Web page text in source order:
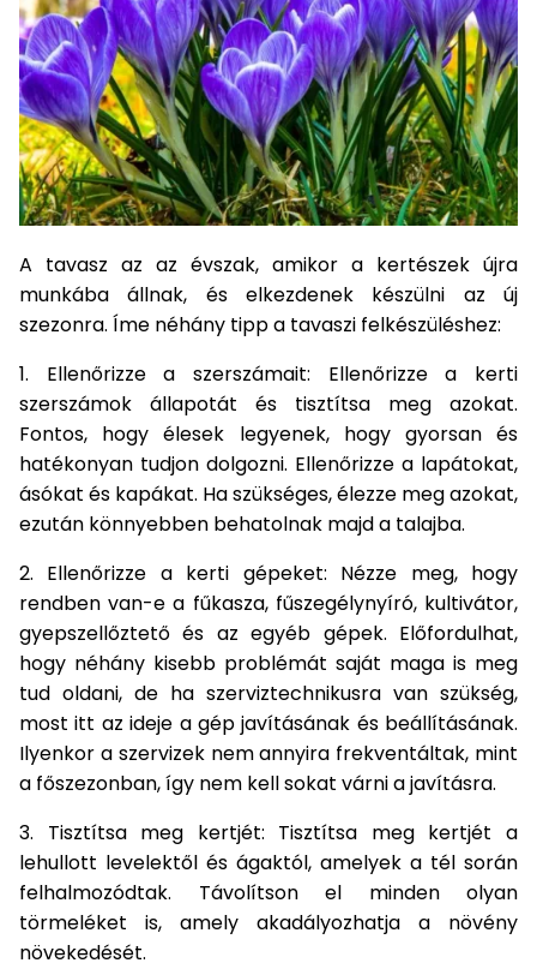
Benzinmotoros
Háromkerekű
fűnyíró
Alternáló
fűkasza
Tárcsás
fűnyíró
Tartozékok
fűnyírókhoz
Szegélynyíró
Fűkasza
Kapálógép
ACCU
Program
HECHT
1278
akku
program
HECHT
6260
akku
program
Sövényvágó
Fűrészek
Kerti
bútorok
Kerti
házak
Lámpák
Napernyők
ágyak
Székek,
Tartozékok
rönkhasító
rönkhasítók
Ágaprító
Grillek
Lombfúvó-
szívó
tartozékok
Szállítókocsi
és
tartozékok
Tömlők
Tömlőkocsik,
tömlőtartók
Tartozékok
szivattyúkhoz
Hóeke
Hócipő
Jégtörő
Magvak
Szőtt/nem
szőtt
textíliák
Növényvédelem
Egyéb
Háti
permetezők
Fűrészek
Komposztálók
Metszőollók
Sövényvágó
ollók
Elektromos
hosszabbító
Barkácsgépek
Gérvágó
fűrész
Gyalugép
Habarcskeverő
Körfűrész
Sarokcsiszoló,
polírozó
Szúrófűrész
Tartozékok
barkácsgépekhez
Földfúró
gépek
Betonkeverők
Védőeszközök
Fűtőberendezések
Hamuporszívók
Hegesztők
Kompresszorok
Lapvibrátorok,
szállítóeszközök
Mérőeszközök
Mérőműszerek
Munkaasztalok
Porszívók
HECHT
1278
akku
program
HECHT
6260
akku
program
Elektromos
járművek
buggy,
motor
Bukósisakok
Akkumulátorok
Rollerek,
hoverboardok
Bukósisakok
Méret
- XL
Medencék
és
szaunák
Robotporszívók
Hálók,
kefék,
porszívók
Vízkezelés
Vízvizsgálók
Tisztítószerek
Vízi
játékok
Egyéb
Kiegészítők
Infraszaunák
Gyermekjátékok
Víz
alatti
robogók
Kisállat
kellékek
Kutyaházak
Nyúlketrecek
Szőrmeápolás
PROMINENT
Ajándékkártya
VIP
bónusz
A tavasz az az évszak, amikor a kertészek újra
munkába állnak, és elkezdenek készülni az új
szezonra. Íme néhány tipp a tavaszi felkészüléshez:
1. Ellenőrizze a szerszámait: Ellenőrizze a kerti
szerszámok állapotát és tisztítsa meg azokat.
Fontos, hogy élesek legyenek, hogy gyorsan és
hatékonyan tudjon dolgozni. Ellenőrizze a lapátokat,
ásókat és kapákat. Ha szükséges, élezze meg azokat,
ezután könnyebben behatolnak majd a talajba.
2. Ellenőrizze a kerti gépeket: Nézze meg, hogy
rendben van-e a fűkasza, fűszegélynyíró, kultivátor,
gyepszellőztető és az egyéb gépek. Előfordulhat,
hogy néhány kisebb problémát saját maga is meg
tud oldani, de ha szerviztechnikusra van szükség,
most itt az ideje a gép javításának és beállításának.
Ilyenkor a szervizek nem annyira frekventáltak, mint
a főszezonban, így nem kell sokat várni a javításra.
3. Tisztítsa meg kertjét: Tisztítsa meg kertjét a
lehullott levelektől és ágaktól, amelyek a tél során
felhalmozódtak. Távolítson el minden olyan
törmeléket is, amely akadályozhatja a növény
növekedését.